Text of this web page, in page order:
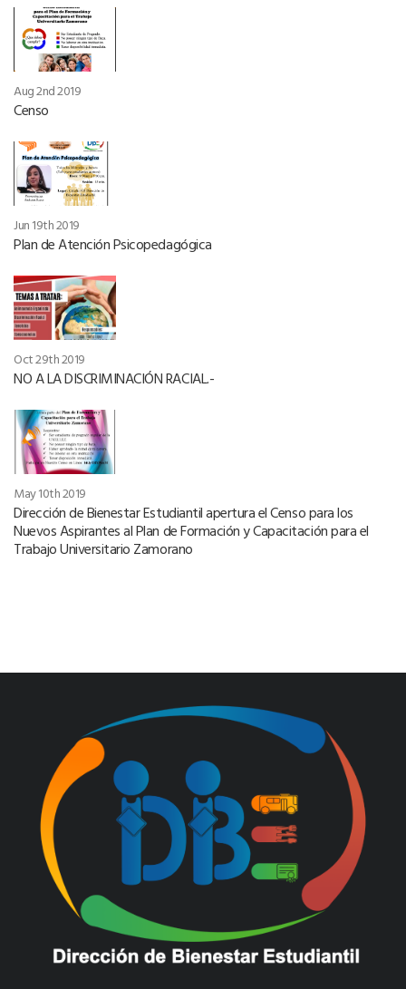
Aug 2nd 2019
Censo
Jun 19th 2019
Plan de Atención Psicopedagógica
Oct 29th 2019
NO A LA DISCRIMINACIÓN RACIAL.-
May 10th 2019
Dirección de Bienestar Estudiantil apertura el Censo para los
Nuevos Aspirantes al Plan de Formación y Capacitación para el
Trabajo Universitario Zamorano